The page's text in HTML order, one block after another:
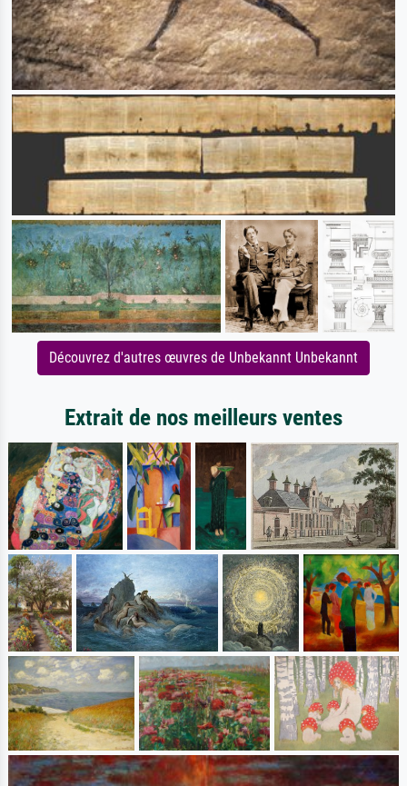
Découvrez d'autres œuvres de Unbekannt Unbekannt
Extrait de nos meilleurs ventes